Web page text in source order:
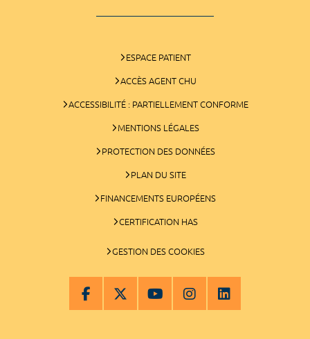
ESPACE PATIENT
ACCÈS AGENT CHU
ACCESSIBILITÉ : PARTIELLEMENT CONFORME
MENTIONS LÉGALES
PROTECTION DES DONNÉES
PLAN DU SITE
FINANCEMENTS EUROPÉENS
CERTIFICATION HAS
GESTION DES COOKIES